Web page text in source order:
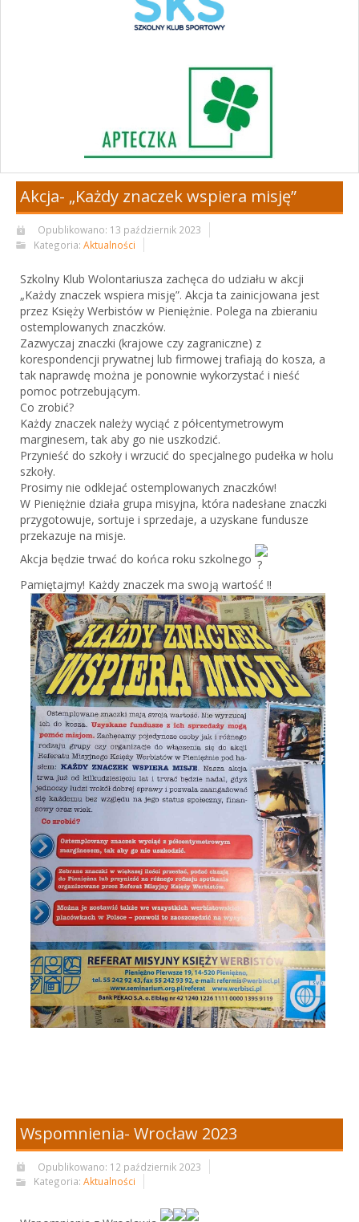
Akcja- „Każdy znaczek wspiera misję”
Opublikowano: 13 październik 2023
Kategoria: Aktualności
Szkolny Klub Wolontariusza zachęca do udziału w akcji
„Każdy znaczek wspiera misję”. Akcja ta zainicjowana jest
przez Księży Werbistów w Pieniężnie. Polega na zbieraniu
ostemplowanych znaczków.
Zazwyczaj znaczki (krajowe czy zagraniczne) z
korespondencji prywatnej lub firmowej trafiają do kosza, a
tak naprawdę można je ponownie wykorzystać i nieść
pomoc potrzebującym.
Co zrobić?
Każdy znaczek należy wyciąć z półcentymetrowym
marginesem, tak aby go nie uszkodzić.
Przynieść do szkoły i wrzucić do specjalnego pudełka w holu
szkoły.
Prosimy nie odklejać ostemplowanych znaczków!
W Pieniężnie działa grupa misyjna, która nadesłane znaczki
przygotowuje, sortuje i sprzedaje, a uzyskane fundusze
przekazuje na misje.
Akcja będzie trwać do końca roku szkolnego
Pamiętajmy! Każdy znaczek ma swoją wartość !!
Wspomnienia- Wrocław 2023
Opublikowano: 12 październik 2023
Kategoria: Aktualności